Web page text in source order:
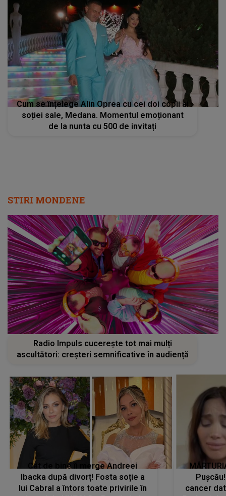
Cum se înțelege Alin Oprea cu cei doi copii ai
soției sale, Medana. Momentul emoționant
de la nunta cu 500 de invitați
STIRI MONDENE
Radio Impuls cucerește tot mai mulți
ascultători: creșteri semnificative în audiență
Cât de bine îi merge Andreei
Ibacka după divorț! Fosta soție a
lui Cabral a întors toate privirile în
cancer